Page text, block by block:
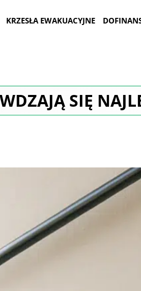
KRZESŁA EWAKUACYJNE
SIĘ